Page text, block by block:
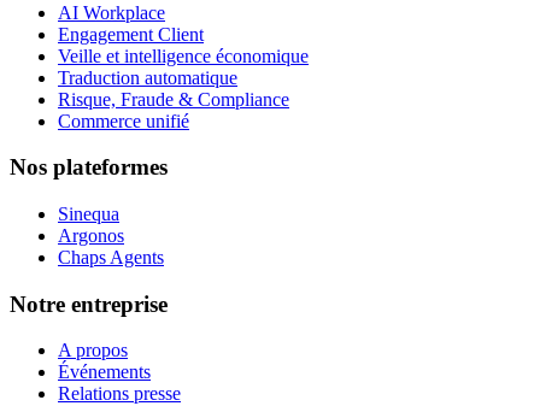
AI Workplace
Engagement Client
Veille et intelligence économique
Traduction automatique
Risque, Fraude & Compliance
Commerce unifié
Nos plateformes
Sinequa
Argonos
Chaps Agents
Notre entreprise
A propos
Événements
Relations presse